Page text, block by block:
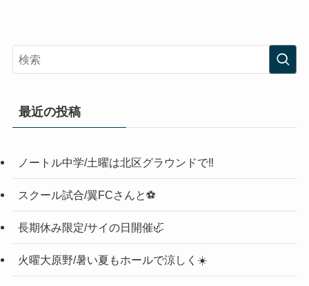
最近の投稿
ノートル中学/土曜は北区グラウンドで‼️
スクール試合/翼FCさんと⚽️
長期休み限定/サイの日開催🦏
火曜大原野/暑い夏もホールで涼しく☀️